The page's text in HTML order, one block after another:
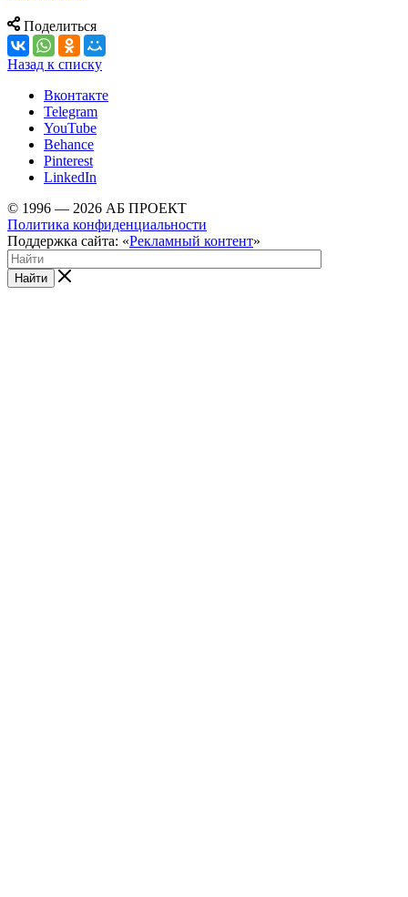
Поделиться
Назад к списку
Вконтакте
Telegram
YouTube
Behance
Pinterest
LinkedIn
© 1996 — 2026 АБ ПРОЕКТ
Политика конфиденциальности
Поддержка сайта: «Рекламный контент»
Найти